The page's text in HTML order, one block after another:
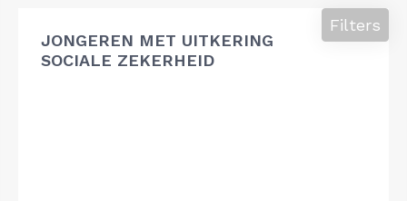
JONGEREN MET UITKERING
SOCIALE ZEKERHEID
Filters